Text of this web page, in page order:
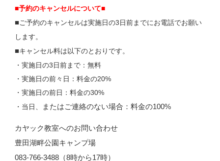
■予約のキャンセルについて■
■ご予約のキャンセルは実施日の3日前までにお電話でお願い
します。
■キャンセル料は以下のとおりです。
・実施日の3日前まで：無料
・実施日の前々日：料金の20%
・実施日の前日：料金の30%
・当日、
またはご連絡のない場合：料金の100%
カヤック教室へのお問い合わせ
豊田湖畔公園キャンプ場
083-766-3488（8時から17時）